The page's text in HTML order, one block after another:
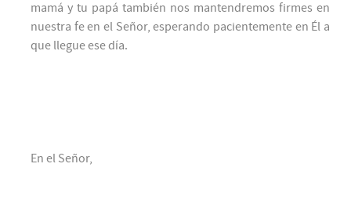
mamá y tu papá también nos mantendremos firmes en
nuestra fe en el Señor, esperando pacientemente en Él a
que llegue ese día.
En el Señor,